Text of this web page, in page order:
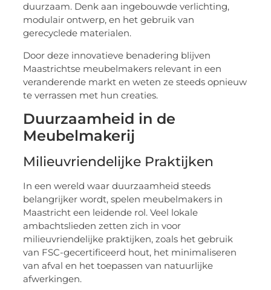
duurzaam. Denk aan ingebouwde verlichting,
modulair ontwerp, en het gebruik van
gerecyclede materialen.
Door deze innovatieve benadering blijven
Maastrichtse meubelmakers relevant in een
veranderende markt en weten ze steeds opnieuw
te verrassen met hun creaties.
Duurzaamheid in de
Meubelmakerij
Milieuvriendelijke Praktijken
In een wereld waar duurzaamheid steeds
belangrijker wordt, spelen meubelmakers in
Maastricht een leidende rol. Veel lokale
ambachtslieden zetten zich in voor
milieuvriendelijke praktijken, zoals het gebruik
van FSC-gecertificeerd hout, het minimaliseren
van afval en het toepassen van natuurlijke
afwerkingen.